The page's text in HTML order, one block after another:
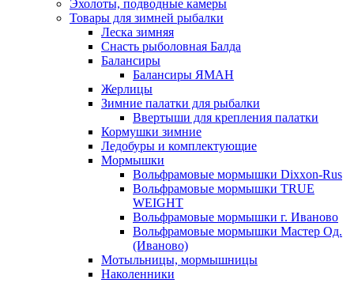
Эхолоты, подводные камеры
Товары для зимней рыбалки
Леска зимняя
Снасть рыболовная Балда
Балансиры
Балансиры ЯМАН
Жерлицы
Зимние палатки для рыбалки
Ввертыши для крепления палатки
Кормушки зимние
Ледобуры и комплектующие
Мормышки
Вольфрамовые мормышки Dixxon-Rus
Вольфрамовые мормышки TRUE
WEIGHT
Вольфрамовые мормышки г. Иваново
Вольфрамовые мормышки Мастер Од.
(Иваново)
Мотыльницы, мормышницы
Наколенники